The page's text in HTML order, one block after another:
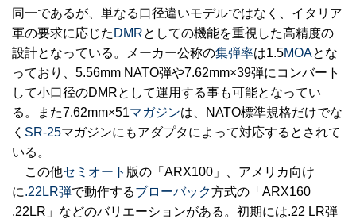
同一であるが、単なる口径違いモデルではなく、イタリア
軍の要求に応じた DMRとしての機能を重視した高精度の
設計となっている。メーカー公称の集弾率は1.5MOAとな
っており、5.56mm NATO弾や7.62mm×39弾にコンバート
して小口径のDMRとして運用する事も可能となってい
る。また7.62mm×51マガジンは、NATO標準規格だけでな
く SR-25マガジンにもアダプタによって対応するとされて
いる。
この他セミオート 版の「ARX100」、アメリカ向け
に.22LR弾で動作するブローバック方式の「ARX160
.22LR」などのバリエーションがある。初期には.22 LR弾